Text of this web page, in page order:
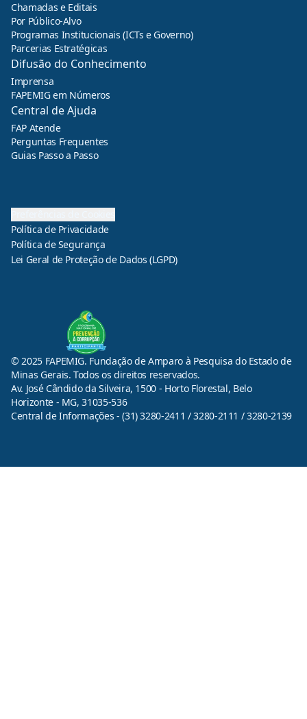
Chamadas e Editais
Por Público-Alvo
Programas Institucionais (ICTs e Governo)
Parcerias Estratégicas
Difusão do Conhecimento
Imprensa
FAPEMIG em Números
Central de Ajuda
FAP Atende
Perguntas Frequentes
Guias Passo a Passo
Política de Privacidade
Política de Segurança
Lei Geral de Proteção de Dados (LGPD)
© 2025 FAPEMIG. Fundação de Amparo à Pesquisa do Estado de
Minas Gerais. Todos os direitos reservados.
Av. José Cândido da Silveira, 1500 - Horto Florestal, Belo
Horizonte - MG, 31035-536
Central de Informações - (31) 3280-2411 / 3280-2111 / 3280-2139